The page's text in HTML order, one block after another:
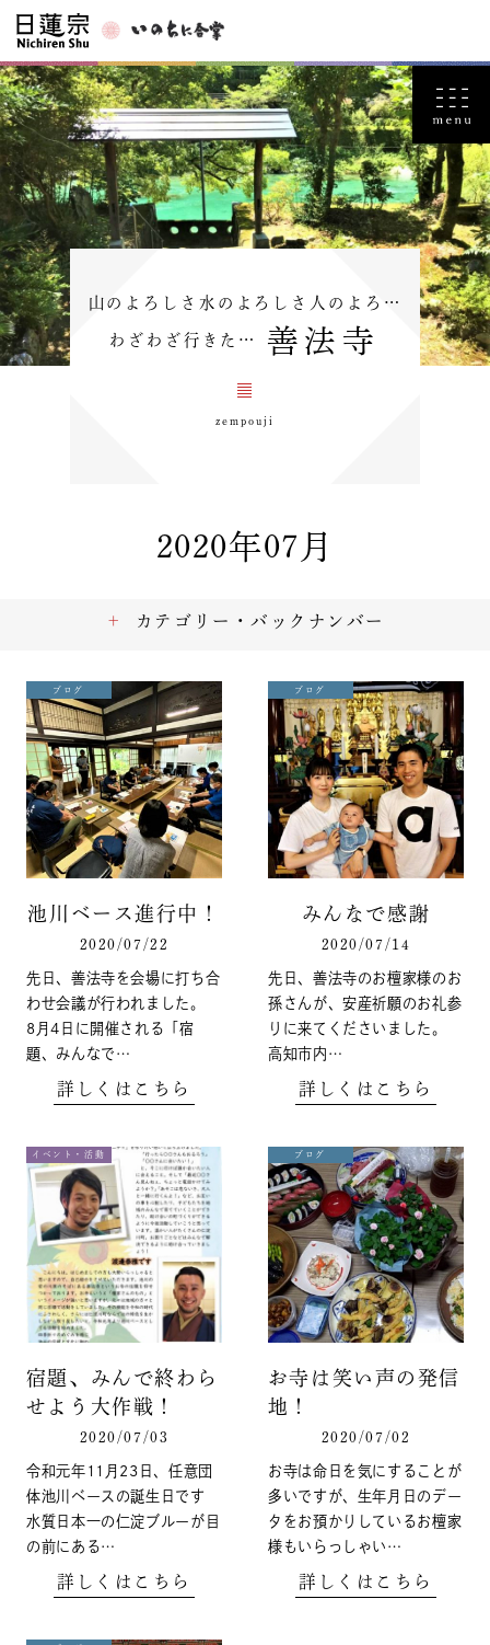
山のよろしさ水のよろしさ人のよろ…
わざわざ行きた… 善法寺
zempouji
2020年07月
ブログ
池川ベース進行中！
2020/07/22
先日、善法寺を会場に打ち合
わせ会議が行われました。
8月4日に開催される「宿
題、みんなで…
詳しくはこちら
ブログ
みんなで感謝
2020/07/14
先日、善法寺のお檀家様のお
孫さんが、安産祈願のお礼参
りに来てくださいました。
高知市内…
詳しくはこちら
イベント・活動
宿題、みんで終わら
せよう大作戦！
2020/07/03
令和元年11月23日、任意団
体池川ベースの誕生日です
水質日本一の仁淀ブルーが目
の前にある…
詳しくはこちら
ブログ
お寺は笑い声の発信
地！
2020/07/02
お寺は命日を気にすることが
多いですが、生年月日のデー
タをお預かりしているお檀家
様もいらっしゃい…
詳しくはこちら
カテゴリー・バックナンバー